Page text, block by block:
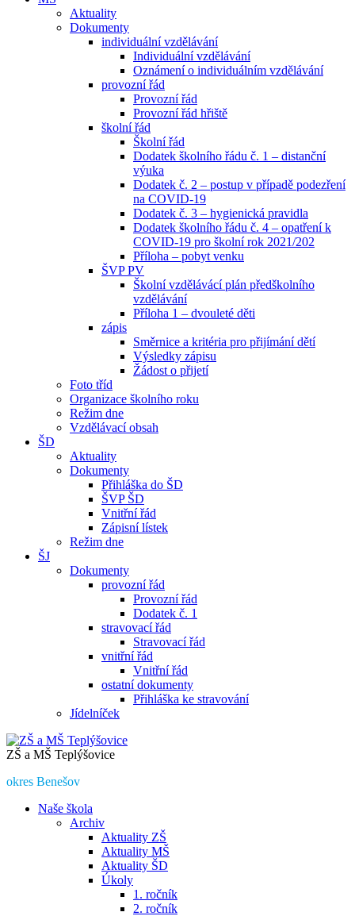
Aktuality
Dokumenty
individuální vzdělávání
Individuální vzdělávání
Oznámení o individuálním vzdělávání
provozní řád
Provozní řád
Provozní řád hřiště
školní řád
Školní řád
Dodatek školního řádu č. 1 – distanční
výuka
Dodatek č. 2 – postup v případě podezření
na COVID-19
Dodatek č. 3 – hygienická pravidla
Dodatek školního řádu č. 4 – opatření k
COVID-19 pro školní rok 2021/202
Příloha – pobyt venku
ŠVP PV
Školní vzdělávácí plán předškolního
vzdělávání
Příloha 1 – dvouleté děti
zápis
Směrnice a kritéria pro přijímání dětí
Výsledky zápisu
Žádost o přijetí
Foto tříd
Organizace školního roku
Režim dne
Vzdělávací obsah
ŠD
Aktuality
Dokumenty
Přihláška do ŠD
ŠVP ŠD
Vnitřní řád
Zápisní lístek
Režim dne
ŠJ
Dokumenty
provozní řád
Provozní řád
Dodatek č. 1
stravovací řád
Stravovací řád
vnitřní řád
Vnitřní řád
ostatní dokumenty
Přihláška ke stravování
Jídelníček
ZŠ a MŠ Teplýšovice
okres Benešov
Naše škola
Archiv
Aktuality ZŠ
Aktuality MŠ
Aktuality ŠD
Úkoly
1. ročník
2. ročník